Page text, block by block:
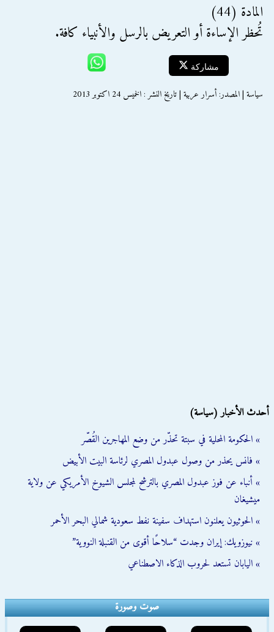
المادة (44)
تُحظر الإساءة أو التعريض بالرسل والأنبياء كافة.
مشاركة
سياسة | المصدر: أسرار عربية | تاريخ النشر : الخميس 24 اكتوبر 2013
أحدث الأخبار (سياسة)
» الحكومة المحلية في سبتة تحذّر من وضع المهاجرين القُصّر
» فانس يحذر من وصول عبدول المصري لرئاسة البيت الأبيض
» أنباء عن فوز عبدول المصري بالترشح لمجلس الشيوخ الأمريكي عن ولاية
ميشيغان
» الحوثيون يعلنون استهداف سفينة نفط سعودية شمالي البحر الأحمر
» نيوزويك: إيران وجدت “سلاحًا أقوى من القنبلة النووية”
» اليابان تستعد لحروب الذكاء الاصطناعي
صوت وصورة